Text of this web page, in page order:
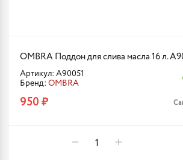
OMBRA Поддон для слива масла 16 л.
Артикул: A90051
Бренд: OMBRA
950 ₽